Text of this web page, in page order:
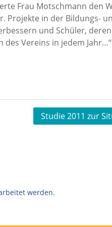
Frau Motschmann den
Projekte in der Bildungs-
und Schüler,
Vereins in jedem Jahr…“
Studie 2011 zur
werden.